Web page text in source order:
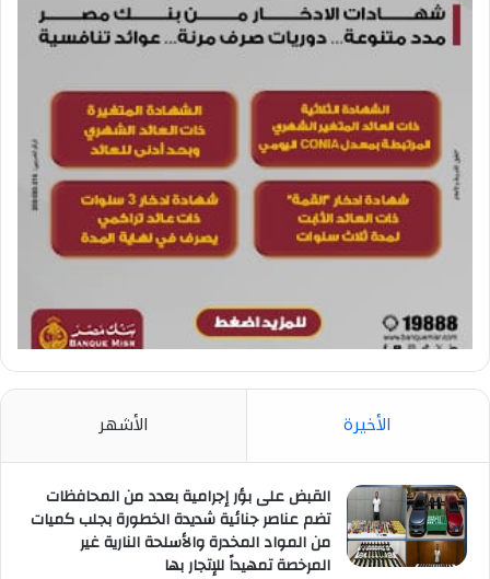
الأخيرة الأشهر
القبض على بؤر إجرامية بعدد من المحافظات
تضم عناصر جنائية شديدة الخطورة بجلب كميات
من المواد المخدرة والأسلحة النارية غير
المرخصة تمهيداً للإتجار بها